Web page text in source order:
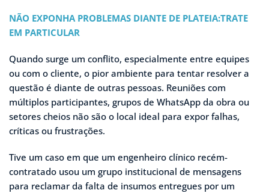
NÃO EXPONHA PROBLEMAS DIANTE DE PLATEIA:TRATE
EM PARTICULAR
Quando surge um conflito, especialmente entre equipes
ou com o cliente, o pior ambiente para tentar resolver a
questão é diante de outras pessoas. Reuniões com
múltiplos participantes, grupos de WhatsApp da obra ou
setores cheios não são o local ideal para expor falhas,
críticas ou frustrações.
Tive um caso em que um engenheiro clínico recém-
contratado usou um grupo institucional de mensagens
para reclamar da falta de insumos entregues por um